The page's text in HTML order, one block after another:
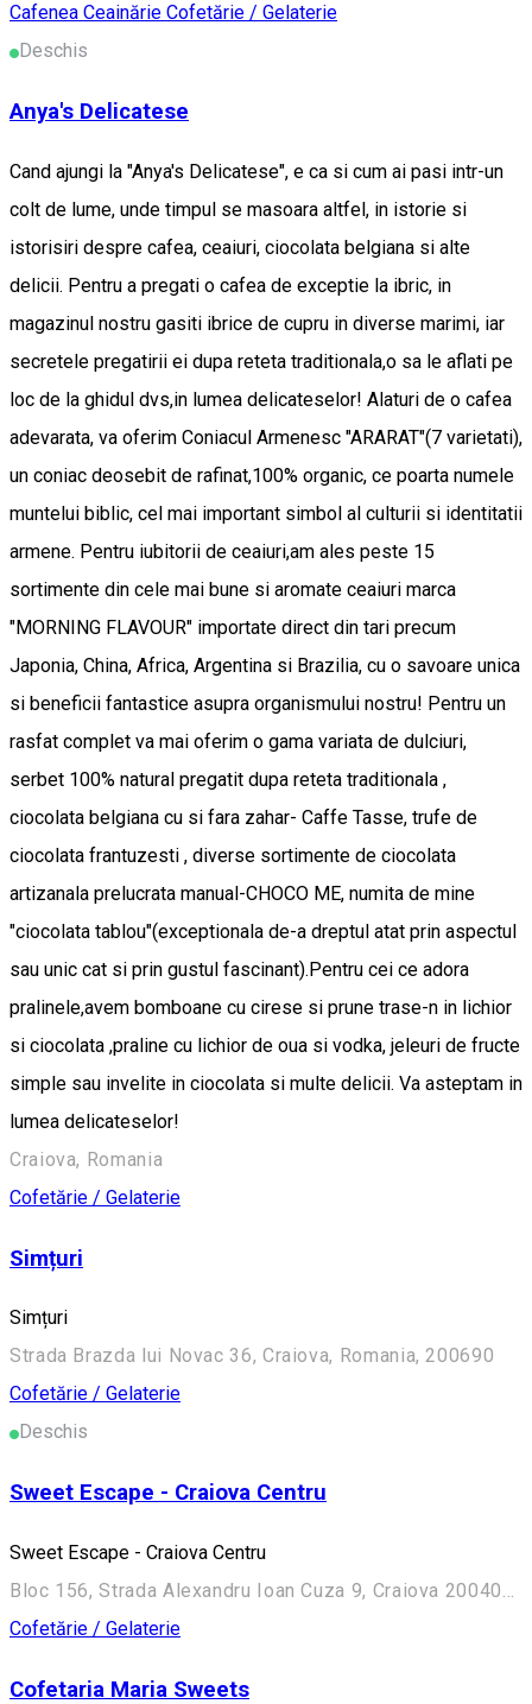
Cafenea Ceainărie Cofetărie / Gelaterie
Deschis
Anya's Delicatese
Cand ajungi la "Anya's Delicatese", e ca si cum ai pasi intr-un
colt de lume, unde timpul se masoara altfel, in istorie si
istorisiri despre cafea, ceaiuri, ciocolata belgiana si alte
delicii. Pentru a pregati o cafea de exceptie la ibric, in
magazinul nostru gasiti ibrice de cupru in diverse marimi, iar
secretele pregatirii ei dupa reteta traditionala,o sa le aflati pe
loc de la ghidul dvs,in lumea delicateselor! Alaturi de o cafea
adevarata, va oferim Coniacul Armenesc "ARARAT"(7 varietati),
un coniac deosebit de rafinat,100% organic, ce poarta numele
muntelui biblic, cel mai important simbol al culturii si identitatii
armene. Pentru iubitorii de ceaiuri,am ales peste 15
sortimente din cele mai bune si aromate ceaiuri marca
"MORNING FLAVOUR" importate direct din tari precum
Japonia, China, Africa, Argentina si Brazilia, cu o savoare unica
si beneficii fantastice asupra organismului nostru! Pentru un
rasfat complet va mai oferim o gama variata de dulciuri,
serbet 100% natural pregatit dupa reteta traditionala ,
ciocolata belgiana cu si fara zahar- Caffe Tasse, trufe de
ciocolata frantuzesti , diverse sortimente de ciocolata
artizanala prelucrata manual-CHOCO ME, numita de mine
"ciocolata tablou"(exceptionala de-a dreptul atat prin aspectul
sau unic cat si prin gustul fascinant).Pentru cei ce adora
pralinele,avem bomboane cu cirese si prune trase-n in lichior
si ciocolata ,praline cu lichior de oua si vodka, jeleuri de fructe
simple sau invelite in ciocolata si multe delicii. Va asteptam in
lumea delicateselor!
Craiova, Romania
Cofetărie / Gelaterie
Simțuri
Simțuri
Strada Brazda lui Novac 36, Craiova, Romania, 200690
Cofetărie / Gelaterie
Deschis
Sweet Escape - Craiova Centru
Sweet Escape - Craiova Centru
Cofetărie / Gelaterie
Cofetaria Maria Sweets